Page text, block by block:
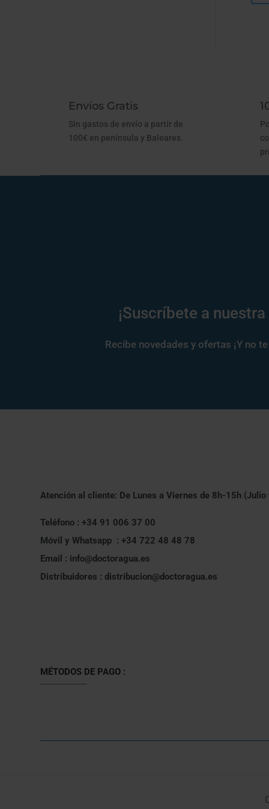
Envíos Gratis
Sin gastos de envío a partir de
100€ en península y Baleares.
¡Suscríbete a
Recibe novedades y ofertas ¡Y no
Atención al cliente: De Lunes a Viernes de 8h-15h (Julio
Teléfono : +34 91 006 37 00
Móvil y Whatsapp : +34 722 48 48 78
Email : info@doctoragua.es
Distribuidores : distribucion@doctoragua.es
MÉTODOS DE PAGO :